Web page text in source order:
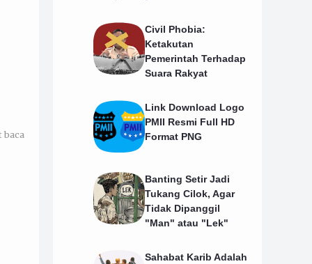
baca
Civil Phobia:
Ketakutan
Pemerintah Terhadap
Suara Rakyat
Link Download Logo
PMII Resmi Full HD
Format PNG
Banting Setir Jadi
Tukang Cilok, Agar
Tidak Dipanggil
"Man" atau "Lek"
Sahabat Karib Adalah